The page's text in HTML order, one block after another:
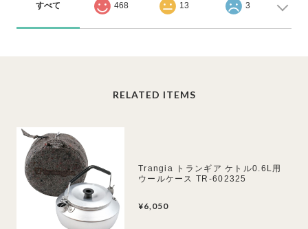
すべて 468 13 3
RELATED ITEMS
Trangia トランギア ケトル0.6L用
ウールケース TR-602325
¥6,050